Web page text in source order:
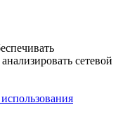
сетевой